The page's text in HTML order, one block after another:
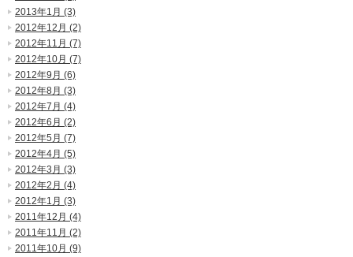
2013年1月 (3)
2012年12月 (2)
2012年11月 (7)
2012年10月 (7)
2012年9月 (6)
2012年8月 (3)
2012年7月 (4)
2012年6月 (2)
2012年5月 (7)
2012年4月 (5)
2012年3月 (3)
2012年2月 (4)
2012年1月 (3)
2011年12月 (4)
2011年11月 (2)
2011年10月 (9)